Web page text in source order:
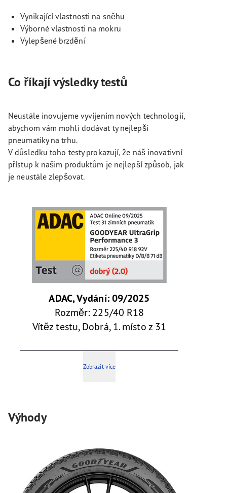
Vynikající vlastnosti na sněhu
Výborné vlastnosti na mokru
Vylepšené brzdění
Co říkají výsledky testů
Neustále inovujeme vyvíjením nových technologií,
abychom vám mohli dodávat ty nejlepší
pneumatiky na trhu.
V důsledku toho testy prokazují, že náš inovativní
přístup k našim produktům je nejlepší způsob, jak
je neustále zlepšovat.
ADAC, Vydání: 09/2025
Rozměr: 225/40 R18
Vítěz testu, Dobrá, 1. místo z 31
Zobrazit více
Výhody